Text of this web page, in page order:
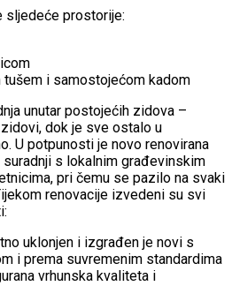
sljedeće prostorije:
tušem i samostojećom kadom
unutar postojećih zidova –
dok je sve ostalo u
U potpunosti je novo renovirana
s lokalnim građevinskim
pri čemu se pazilo na svaki
renovacije izvedeni su svi
uklonjen i izgrađen je novi s
i prema suvremenim standardima
vrhunska kvaliteta i